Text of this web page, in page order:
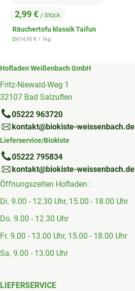
, Preis:
2,99 € / Stück
Räuchertofu klassik Taifun
, Herkunft:
DV, Referenzpreis:
14,95 € / 1kg
Hofladen Weißenbach GmbH
Fritz-Niewald-Weg 1
32107 Bad Salzuflen
05222 963720
kontakt@biokiste-weissenbach.de
Lieferservice/Biokiste
05222 795834
kontakt@biokiste-weissenbach.de
Öffnungszeiten Hofladen :
Di. 9.00 - 12.30 Uhr, 15.00 - 18.00 Uhr
Do. 9.00 - 12.30 Uhr
Fr. 9.00 - 13.00 Uhr, 15.00 - 18.00 Uhr
Sa. 9.00 - 13.00 Uhr
LIEFERSERVICE